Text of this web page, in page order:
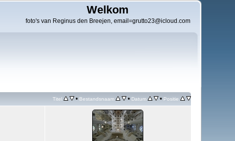
Welkom
foto's van Reginus den Breejen, email=grutto23@icloud.com
Titel • Bestandsnaam • Datum • Positie